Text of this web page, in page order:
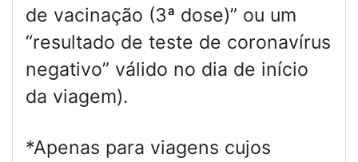
de vacinação (3ª dose)” ou um
“resultado de teste de coronavírus
negativo” válido no dia de início
da viagem).
*Apenas para viagens cujos